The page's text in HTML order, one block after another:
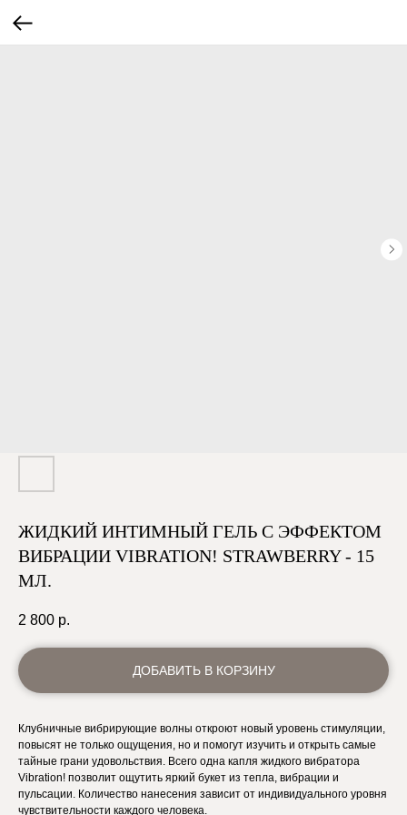
ЖИДКИЙ ИНТИМНЫЙ ГЕЛЬ С ЭФФЕКТОМ
ВИБРАЦИИ VIBRATION! STRAWBERRY - 15
МЛ.
2 800 р.
ДОБАВИТЬ В КОРЗИНУ
Клубничные вибрирующие волны откроют новый уровень стимуляции,
повысят не только ощущения, но и помогут изучить и открыть самые
тайные грани удовольствия. Всего одна капля жидкого вибратора
Vibration! позволит ощутить яркий букет из тепла, вибрации и
пульсации. Количество нанесения зависит от индивидуального уровня
чувствительности каждого человека.